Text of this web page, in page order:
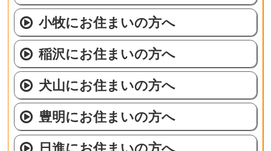
小牧にお住まいの方へ
稲沢にお住まいの方へ
犬山にお住まいの方へ
豊明にお住まいの方へ